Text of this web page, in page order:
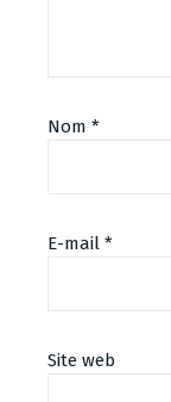
Nom *
E-mail *
Site web